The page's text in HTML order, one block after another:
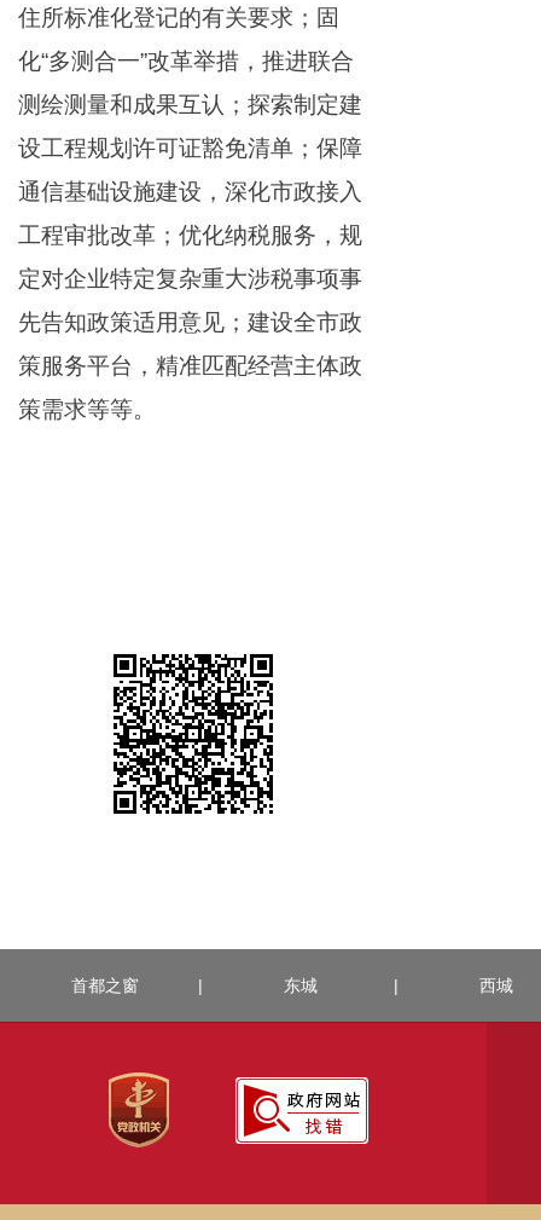
住所标准化登记的有关要求；固
化“多测合一”改革举措，推进联合
测绘测量和成果互认；探索制定建
设工程规划许可证豁免清单；保障
通信基础设施建设，深化市政接入
工程审批改革；优化纳税服务，规
定对企业特定复杂重大涉税事项事
先告知政策适用意见；建设全市政
策服务平台，精准匹配经营主体政
策需求等等。
首都之窗 | 东城 | 西城